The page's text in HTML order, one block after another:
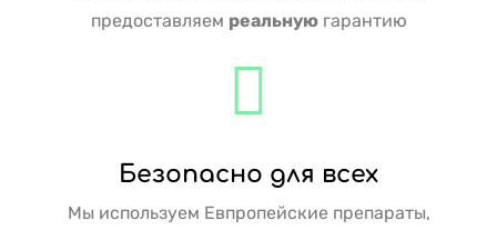
предоставляем реальнуюгарантию
Безопасно для всех
Мы используем Евпропейские препараты,